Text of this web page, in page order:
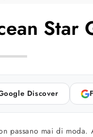
Star
Discover
passano mai di